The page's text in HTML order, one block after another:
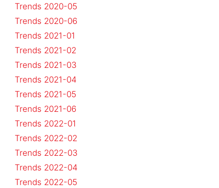
Trends 2020-05
Trends 2020-06
Trends 2021-01
Trends 2021-02
Trends 2021-03
Trends 2021-04
Trends 2021-05
Trends 2021-06
Trends 2022-01
Trends 2022-02
Trends 2022-03
Trends 2022-04
Trends 2022-05